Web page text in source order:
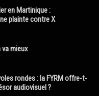
en Martinique :
plainte contre X
va mieux
rondes : la FYRM offre-t-
audiovisuel ?